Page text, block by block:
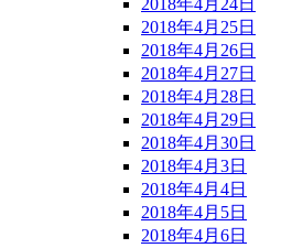
2018年4月24日
2018年4月25日
2018年4月26日
2018年4月27日
2018年4月28日
2018年4月29日
2018年4月30日
2018年4月3日
2018年4月4日
2018年4月5日
2018年4月6日